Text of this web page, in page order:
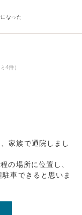
なった
4件）
家族で通院しまし
の場所に位置し、
車できると思いま